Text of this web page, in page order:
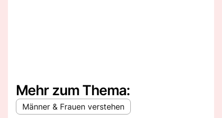
Mehr zum Thema:
Männer & Frauen verstehen